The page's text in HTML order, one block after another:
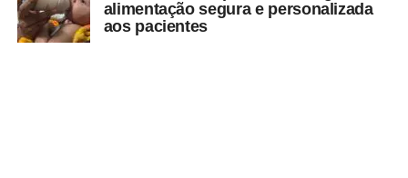
alimentação segura e personalizada
aos pacientes